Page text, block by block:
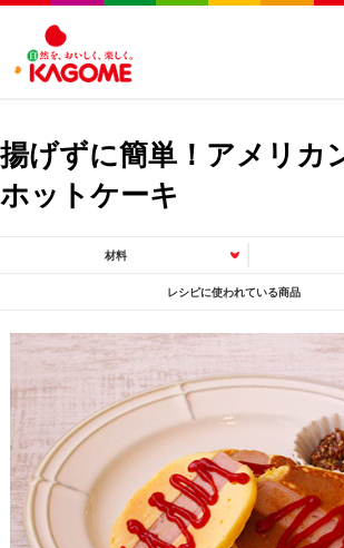
揚げずに簡単！アメリカ
ホットケーキ
材料
レシピに使われている商品